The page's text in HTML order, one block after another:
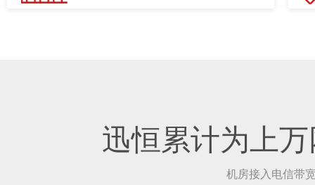
迅恒累计为上
机房接入电信带